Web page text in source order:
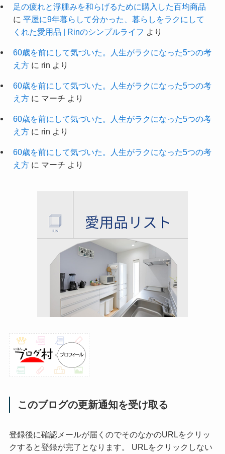
足の疲れと浮腫みを和らげるために購入した百均商品
に 平屋に9年暮らして分かった、暮らしをラクにして
くれた愛用品 | Rinのシンプルライフ より
60歳を前にして気づいた。人生がラクになった5つの考
え方に rin より
60歳を前にして気づいた。人生がラクになった5つの考
え方に マーチ より
60歳を前にして気づいた。人生がラクになった5つの考
え方に rin より
60歳を前にして気づいた。人生がラクになった5つの考
え方に マーチ より
このブログの更新通知を受け取る
登録後に確認メールが届くのでそのなかのURLをクリッ
クすると登録が完了となります。 URLをクリックしない